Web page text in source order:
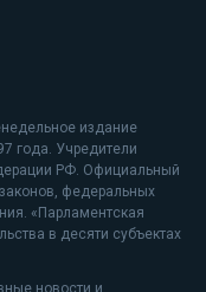
издание
года. Учредители
РФ. Официальный
федеральных
«Парламентская
в десяти субъектах
новости и